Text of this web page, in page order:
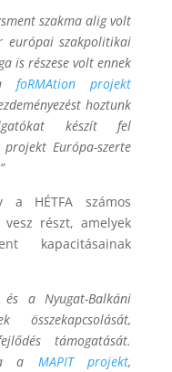
szakma alig volt
európai szakpolitikai
is részese volt ennek
afoRMAtion projekt
hoztunk
készít fel
Európa-szerte
a HÉTFA számos
vesz részt, amelyek
kapacitásainak
a Nyugat-Balkáni
összekapcsolását,
támogatását.
a MAPIT projekt,